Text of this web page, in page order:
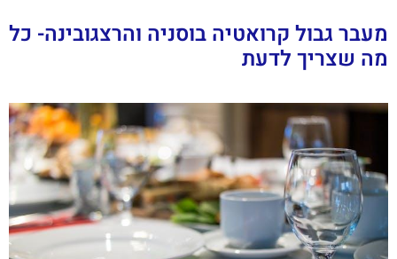
מעבר גבול קרואטיה בוסניה והרצגובינה- כל
מה שצריך לדעת